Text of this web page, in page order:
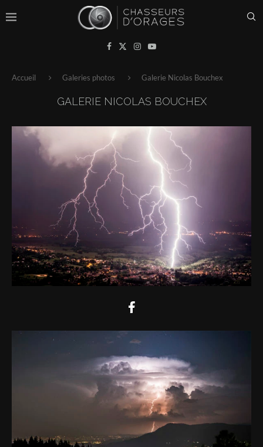
Accueil Galeries photos Galerie Nicolas Bouchex
GALERIE NICOLAS BOUCHEX